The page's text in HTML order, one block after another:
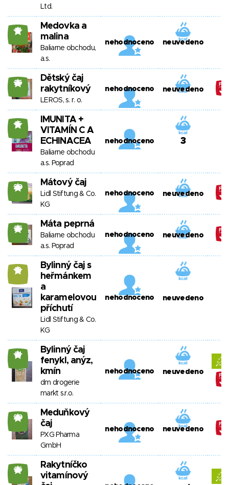
Ltd.
17
Medovka a
malina
Baliarne obchodu,
a.s.
nehodnoceno neuvedeno
26
Dětský čaj
rakytníkový
LEROS, s. r. o.
nehodnoceno neuvedeno
15
IMUNITA +
VITAMÍN C A
ECHINACEA
Baliarne obchodu
a.s. Poprad
nehodnoceno 3
20 Mátový čaj
Lidl Stiftung & Co.
KG
nehodnoceno neuvedeno
25 Máta peprná
Baliarne obchodu
a.s. Poprad
nehodnoceno neuvedeno
12
Bylinný čaj s
heřmánkem
a
karamelovou
příchutí
Lidl Stiftung & Co.
KG
nehodnoceno neuvedeno
21
Bylinný čaj
fenykl, anýz,
kmín
dm drogerie
markt s.r.o.
nehodnoceno neuvedeno
20
Meduňkový
čaj
PXG Pharma
GmbH
nehodnoceno neuvedeno
26
Rakytníčko
vitamínový